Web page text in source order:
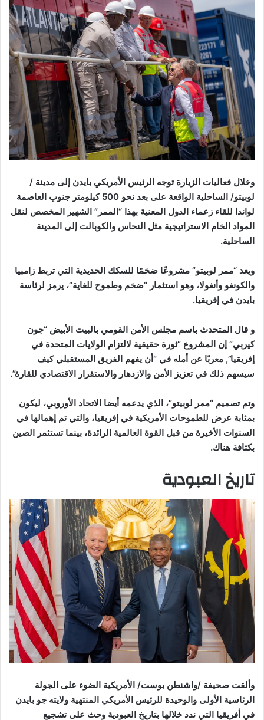
وخلال فعاليات الزيارة توجه الرئيس الأمريكي بايدن إلى مدينة /
لوبيتو/ الساحلية الواقعة على بعد نحو 500 كيلومتر جنوب العاصمة
لواندا للقاء زعماء الدول المعنية بهذا “الممر” الشهير المخصص لنقل
المواد الخام الاستراتيجية مثل النحاس والكوبالت إلى المدينة
الساحلية.
ويعد “ممر لوبيتو” مشروعًا ضخمًا للسكك الحديدية التي تربط زامبيا
والكونغو وأنغولا، وهو استثمار “ضخم وطموح للغاية”، يرمز لرئاسة
بايدن في إفريقيا.
و قال المتحدث باسم مجلس الأمن القومي بالبيت الأبيض “جون
كيربي” إن المشروع “ثورة حقيقية لالتزام الولايات المتحدة في
إفريقيا”, معربًا عن أمله في “أن يفهم الفريق المستقبلي كيف
سيسهم ذلك في تعزيز الأمن والازدهار والاستقرار الاقتصادي للقارة”.
وتم تصميم “ممر لوبيتو”، الذي يدعمه أيضا الاتحاد الأوروبي، ليكون
بمثابة عرض للطموحات الأمريكية في إفريقيا، والتي تم إهمالها في
السنوات الأخيرة من قبل القوة العالمية الرائدة، بينما تستثمر الصين
بكثافة هناك.
تاريخ العبودية
وألقت صحيفة /واشنطن بوست/ الأمريكية الضوء على الجولة
الرئاسية الأولى والوحيدة للرئيس الأمريكي المنتهية ولايته جو بايدن
في أفريقيا التي ندد خلالها بتاريخ العبودية وحث على تشجيع